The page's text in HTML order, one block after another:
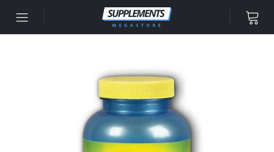
Siirry sisältöön